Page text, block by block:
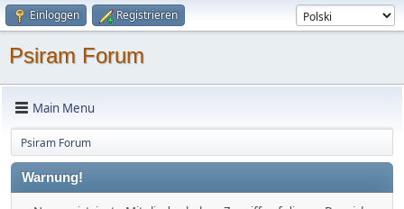
Einloggen Registrieren
Psiram Forum
Main Menu
Psiram Forum
Warnung!